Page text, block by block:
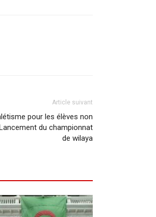
Article suivant
pour les élèves non
du championnat
de wilaya